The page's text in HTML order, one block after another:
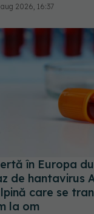
2026, 16:37
în Europa
de hantavirus
care se
la om